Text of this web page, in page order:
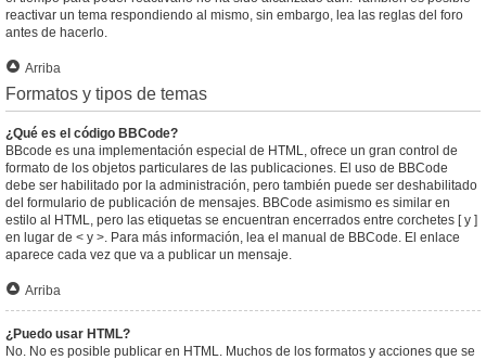
reactivar un tema respondiendo al mismo, sin embargo, lea las reglas del foro
antes de hacerlo.
Arriba
Formatos y tipos de temas
¿Qué es el código BBCode?
BBcode es una implementación especial de HTML, ofrece un gran control de
formato de los objetos particulares de las publicaciones. El uso de BBCode
debe ser habilitado por la administración, pero también puede ser deshabilitado
del formulario de publicación de mensajes. BBCode asimismo es similar en
estilo al HTML, pero las etiquetas se encuentran encerrados entre corchetes [ y ]
en lugar de < y >. Para más información, lea el manual de BBCode. El enlace
aparece cada vez que va a publicar un mensaje.
Arriba
¿Puedo usar HTML?
No. No es posible publicar en HTML. Muchos de los formatos y acciones que se